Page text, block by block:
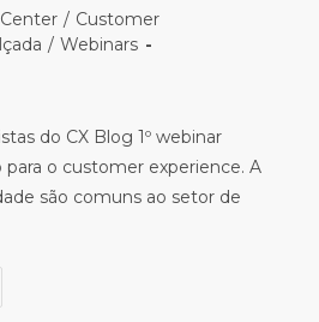
/ Customer
/ Webinars
do CX Blog 1º webinar
para o customer experience. A
são comuns ao setor de